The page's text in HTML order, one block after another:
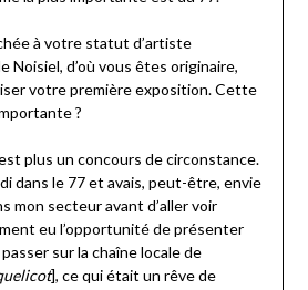
à votre statut d’artiste
Noisiel, d’où vous êtes originaire,
votre première exposition. Cette
?
plus un concours de circonstance.
dans le 77 et avais, peut-être, envie
mon secteur avant d’aller voir
eu l’opportunité de présenter
sur la chaîne locale de
], ce qui était un rêve de